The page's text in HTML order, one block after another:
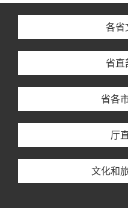
各省
省直
省各
厅
文化和